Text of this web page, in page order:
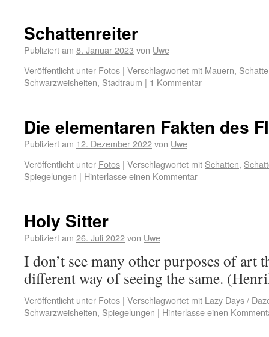
Schattenreiter
Publiziert am 8. Januar 2023 von Uwe
Veröffentlicht unter Fotos | Verschlagwortet mit Mauern,
Schwarzweisheiten, Stadtraum | 1 Kommentar
Die elementaren Fakten des
Publiziert am 12. Dezember 2022von Uwe
Veröffentlicht unter Fotos | Verschlagwortet mit Schatten,
Spiegelungen | Hinterlasse einen Kommentar
Holy Sitter
Publiziert am 26. Juli 2022von Uwe
I don’t see many other purposes of art
different way of seeing the same.
Veröffentlicht unter Fotos | Verschlagwortet mit Lazy Days /
Schwarzweisheiten, Spiegelungen | Hinterlasse einen